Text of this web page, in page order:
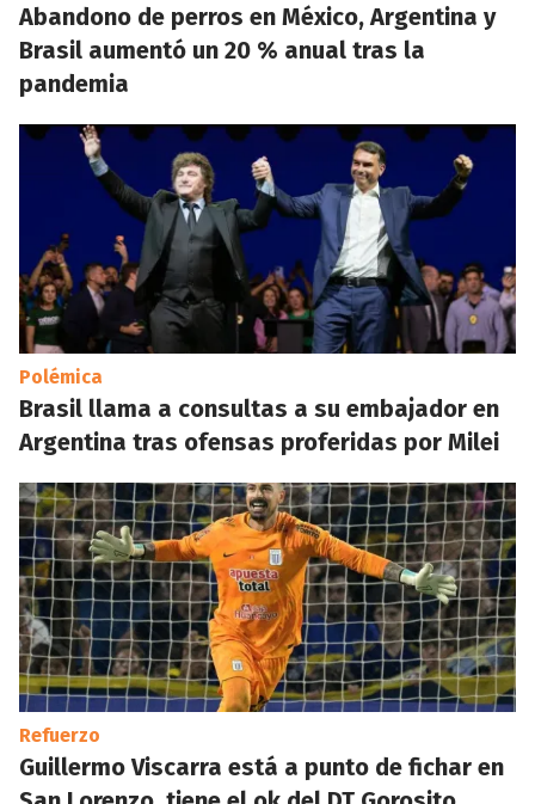
Abandono de perros en México, Argentina y
Brasil aumentó un 20 % anual tras la
pandemia
Polémica
Brasil llama a consultas a su embajador en
Argentina tras ofensas proferidas por Milei
Refuerzo
Guillermo Viscarra está a punto de fichar en